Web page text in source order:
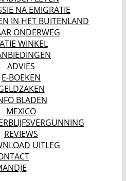
NA EMIGRATIE
IN HET BUITENLAND
ONDERWEG
WINKEL
ADVIES
E-BOEKEN
BLADEN
MEXICO
REVIEWS
UITLEG